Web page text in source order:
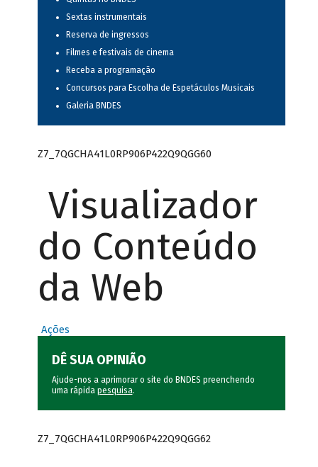
Sextas instrumentais
Reserva de ingressos
Filmes e festivais de cinema
Receba a programação
Concursos para Escolha de Espetáculos Musicais
Galeria BNDES
Z7_7QGCHA41L0RP906P422Q9QGG60
Visualizador
do Conteúdo
da Web
Ações
DÊ SUA OPINIÃO
Ajude-nos a aprimorar o site do BNDES preenchendo
uma rápida pesquisa.
Z7_7QGCHA41L0RP906P422Q9QGG62